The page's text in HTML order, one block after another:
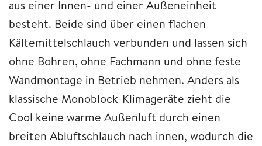
aus einer Innen- und einer Außeneinheit
besteht. Beide sind über einen flachen
Kältemittelschlauch verbunden und lassen sich
ohne Bohren, ohne Fachmann und ohne feste
Wandmontage in Betrieb nehmen. Anders als
klassische Monoblock-Klimageräte zieht die
Cool keine warme Außenluft durch einen
breiten Abluftschlauch nach innen, wodurch die